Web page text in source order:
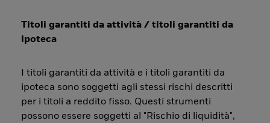
Titoli garantiti da attività / titoli garantiti da
ipoteca
I titoli garantiti da attività e i titoli garantiti da
ipoteca sono soggetti agli stessi rischi descritti
per i titoli a reddito fisso. Questi strumenti
possono essere soggetti al "Rischio di liquidità",